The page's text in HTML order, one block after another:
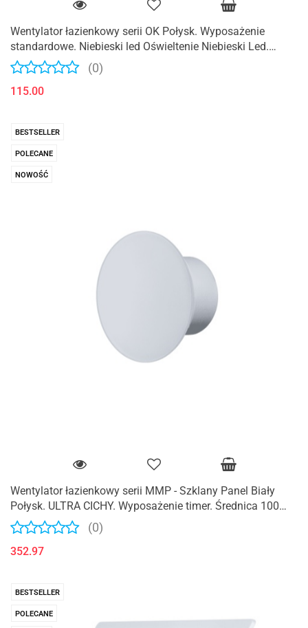
Wentylator łazienkowy serii OK Połysk. Wyposażenie
standardowe. Niebieski led Oświeltenie Niebieski Led.
Średnica 100 mm(0)
115.00
BESTSELLER
POLECANE
NOWOŚĆ
Wentylator łazienkowy serii MMP - Szklany Panel Biały
Połysk. ULTRA CICHY. Wyposażenie timer. Średnica 100
mm
(0)
352.97
BESTSELLER
POLECANE